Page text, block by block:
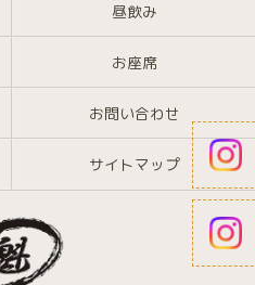
昼飲み
お座席
お問い合わせ
サイトマップ